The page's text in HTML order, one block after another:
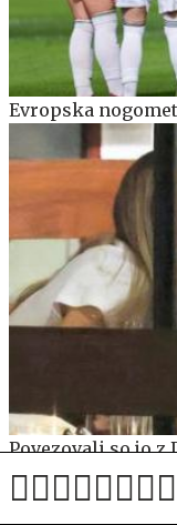
Evropska
Povezovali so jo z